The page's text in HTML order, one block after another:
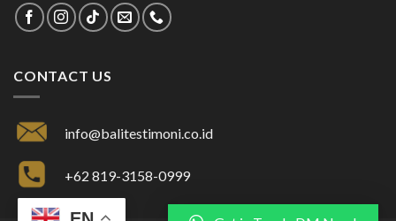
CONTACT US
info@balitestimoni.co.id
+62 819-3158-0999